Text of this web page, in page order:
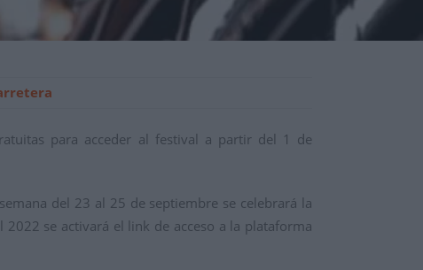
para acceder al festival a partir del 1 de
del 23 al 25 de septiembre se celebrará la
se activará el link de acceso a la plataforma